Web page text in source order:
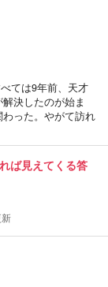
ては9年前、天才
決したのが始ま
った。やがて訪れ
ば見えてくる答